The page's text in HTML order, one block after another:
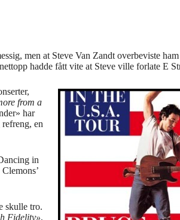
men at Steve Van Zandt overbeviste
hadde fått vite at Steve ville forlate E
from a
har
en
in
skulle tro.
Fidelity»,